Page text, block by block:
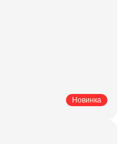
Новинка